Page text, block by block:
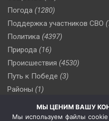
Погода (1280)
Поддержка участников СВО
Политика (4397)
Природа (16)
Происшествия (4530)
Путь к Победе (3)
Районы (1)
Сельское хозяйство (3)
МЫ ЦЕНИМ ВАШУ
Мы используем файлы